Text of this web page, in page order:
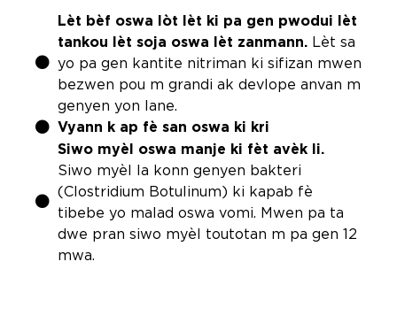
Lèt bèf oswa lòt lèt ki pa gen pwodui lèt
tankou lèt soja oswa lèt zanmann. Lèt sa
yo pa gen kantite nitriman ki sifizan mwen
bezwen pou m grandi ak devlope anvan m
genyen yon lane.
Vyann k ap fè san oswa ki kri
Siwo myèl oswa manje ki fèt avèk li.
Siwo myèl la konn genyen bakteri
(Clostridium Botulinum) ki kapab fè
tibebe yo malad oswa vomi. Mwen pa ta
dwe pran siwo myèl toutotan m pa gen 12
mwa.